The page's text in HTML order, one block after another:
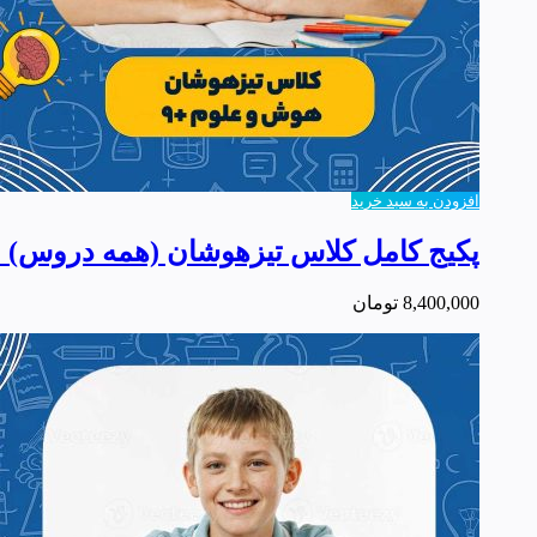
افزودن به سبد خرید
پکیج کامل کلاس تیزهوشان (همه دروس)
8,400,000 تومان